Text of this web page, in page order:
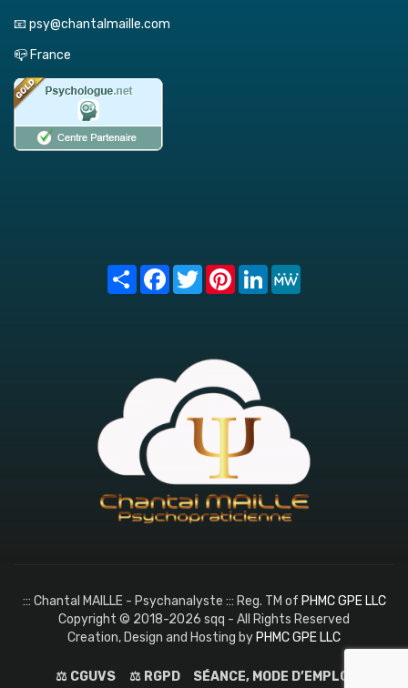
📧 psy@chantalmaille.com
📪 France
Share FacebookTwitterPinterest
LinkedIn
::: Chantal MAILLE - Psychanalyste ::: Reg. TM of PHMC GPE LLC
Copyright © 2018-2026 sqq - All Rights Reserved
Creation, Design and Hosting by PHMC GPE LLC
⚖️ CGUVS ⚖️ RGPD SÉANCE, MODE D’EMPLOI